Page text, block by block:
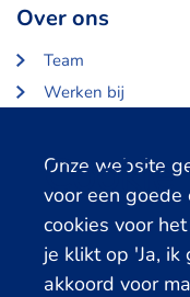
Onze website
voor een goede
cookies voor
je klikt op 'Ja,
akkoord voor
Over ons
Team
Werken bij
Partners en
Gerelateerde
LISS Data Archive
SHARE Data